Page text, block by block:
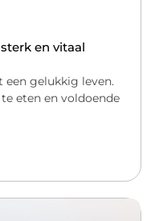
en vitaal
een gelukkig leven.
eten en voldoende